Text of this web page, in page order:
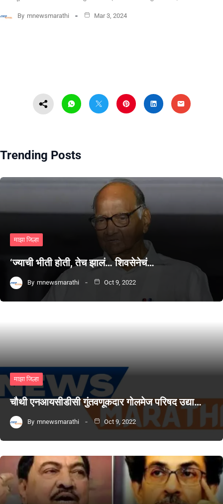
By mnewsmarathi Mar 3, 2024
Trending Posts
माझा जिल्हा
‘ज्याची भीती होती, तेच झालं… शिवसेनेचं…
By mnewsmarathi Oct 9, 2022
माझा जिल्हा
चौथी एनआयसीडीसी गुंतवणूकदार गोलमेज परिषद उद्या…
By mnewsmarathi Oct 9, 2022